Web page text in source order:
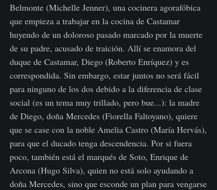
Belmonte (Michelle Jenner), una cocinera agorafóbica
que empieza a trabajar en la cocina de Castamar
huyendo de un doloroso pasado marcado por la muerte
de su padre, acusado de traición. Allí se enamora del
duque de Castamar, Diego (Roberto Enríquez) y es
correspondida. Sin embargo, estar juntos no será fácil
para ninguno de los dos debido a la diferencia de clase
social (es un tema muy trillado, pero bue...): la madre
de Diego, doña Mercedes (Fiorella Faltoyano), quiere
que se case con la noble Amelia Castro (María Hervás),
para que el ducado tenga descendencia. Por si fuera
poco, también está el marqués de Soto, Enrique de
Arcona (Hugo Silva), quien no está solo ayudando a
doña Mercedes, sino que esconde un plan para vengarse